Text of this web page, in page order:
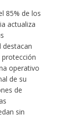
85% de los
actualiza
destacan
protección
operativo
de su
de
sin